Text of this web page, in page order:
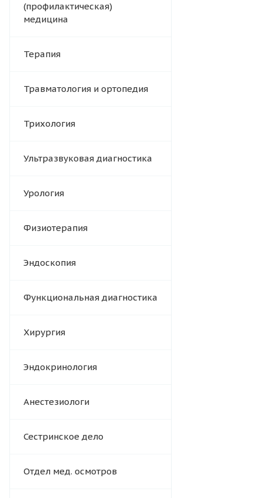
(профилактическая)
медицина
Терапия
Травматология и ортопедия
Трихология
Ультразвуковая диагностика
Урология
Физиотерапия
Эндоскопия
Функциональная диагностика
Хирургия
Эндокринология
Анестезиологи
Сестринское дело
Отдел мед. осмотров